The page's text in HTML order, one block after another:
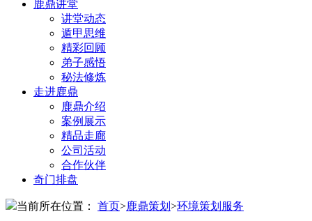
鹿鼎讲堂
讲堂动态
遁甲思维
精彩回顾
弟子感悟
秘法修炼
走进鹿鼎
鹿鼎介绍
案例展示
精品走廊
公司活动
合作伙伴
奇门排盘
当前所在位置： 首页>鹿鼎策划 >环境策划服务